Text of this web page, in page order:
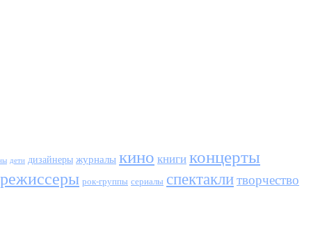
дети дизайнеры журналы кино книги концерты
режиссеры рок-группы сериалы спектаклитворчество